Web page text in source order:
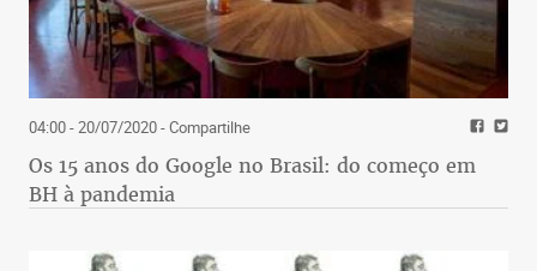
04:00 - 20/07/2020- Compartilhe
Os 15 anos do Google no Brasil: do começo em
BH à pandemia